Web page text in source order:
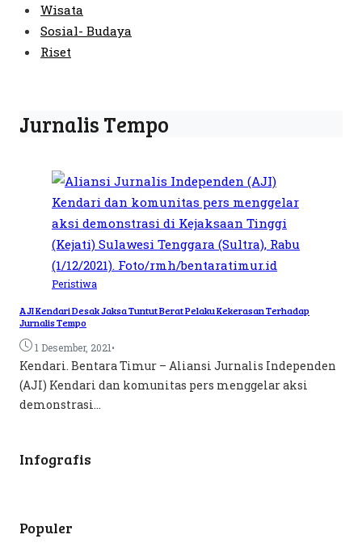
Wisata
Sosial- Budaya
Riset
Jurnalis Tempo
Peristiwa
AJI Kendari Desak Jaksa Tuntut Berat Pelaku Kekerasan Terhadap
Jurnalis Tempo
1 Desember, 2021•
Kendari. Bentara Timur – Aliansi Jurnalis Independen
(AJI) Kendari dan komunitas pers menggelar aksi
demonstrasi...
Infografis
Populer